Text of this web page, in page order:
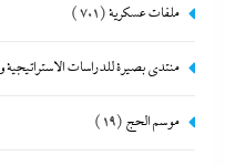
ملفات عسكرية(701)
منتدى بصيرة للدراسات الاستراتيجية
موسم الحج (19)